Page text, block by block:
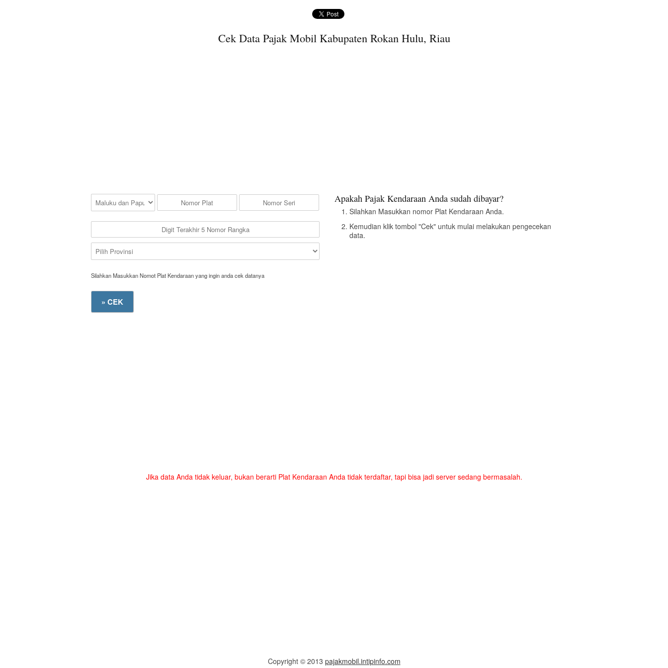
Cek Data Pajak Mobil Kabupaten Rokan Hulu, Riau
Silahkan Masukkan Nomot Plat Kendaraan yang ingin anda cek datanya
Apakah Pajak Kendaraan Anda sudah dibayar?
Silahkan Masukkan nomor Plat Kendaraan Anda.
Kemudian klik tombol "Cek" untuk mulai melakukan pengecekan
data.
Jika data Anda tidak keluar, bukan berarti Plat Kendaraan Anda tidak terdaftar, tapi bisa jadi server sedang bermasalah.
Copyright © 2013 pajakmobil.intipinfo.com